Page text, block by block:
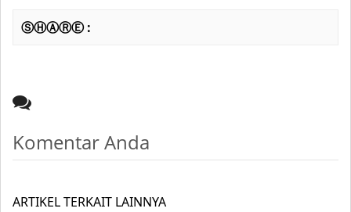
ⓈⒽⒶⓇⒺ :
Komentar Anda
ARTIKEL TERKAIT LAINNYA